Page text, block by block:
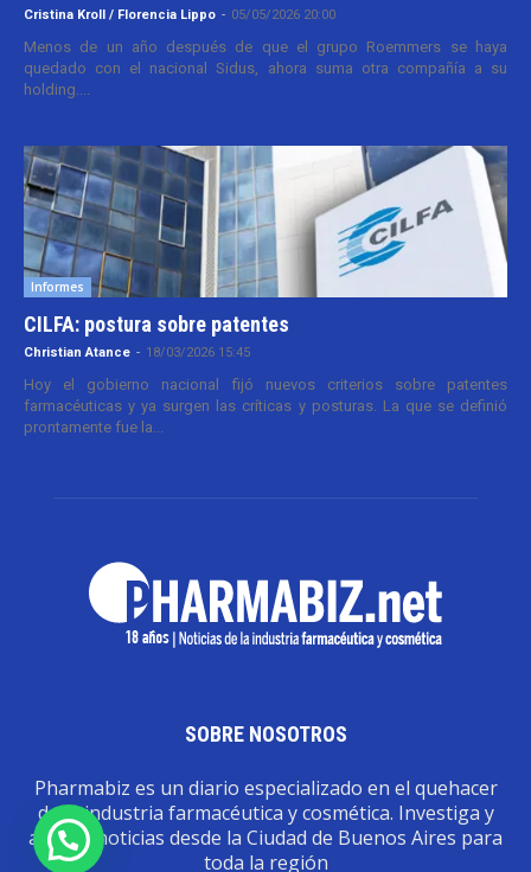
Cristina Kroll / Florencia Lippo - 05/05/2026 20:00
Menos de un año después de que el grupo Roemmers se haya
quedado con el nacional Sidus, ahora suma otra compañía a su
holding....
Informes
CILFA: postura sobre patentes
Christian Atance - 18/03/2026 15:45
Hoy el gobierno nacional fijó nuevos criterios sobre patentes
farmacéuticas y ya surgen las críticas y posturas. La que se definió
prontamente fue la...
SOBRE NOSOTROS
Pharmabiz es un diario especializado en el quehacer
de la industria farmacéutica y cosmética. Investiga y
analiza noticias desde la Ciudad de Buenos Aires para
toda la región